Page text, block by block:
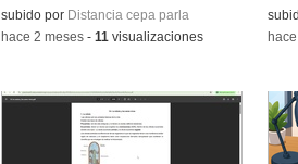
Contenido educativo.
subido por Distancia cepa parla
-hace 2 meses- 11 visualizaciones -